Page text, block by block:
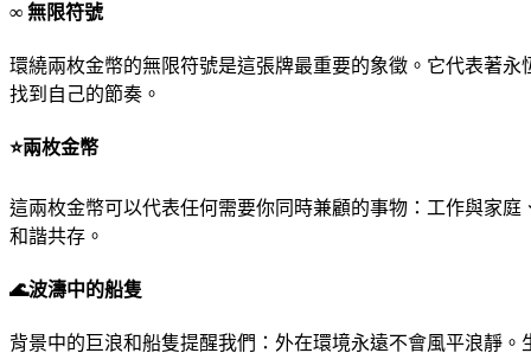
∞ 無限符號
環繞兩枚金幣的無限符號是這張牌最重要的象徵。它代表著
找到自己的節奏。
⭐兩枚金幣
這兩枚金幣可以代表任何需要你同時兼顧的事物：工作與家
和諧共存。
🌊波濤中的船隻
背景中的巨浪和船隻提醒我們：外在環境永遠不會風平浪靜